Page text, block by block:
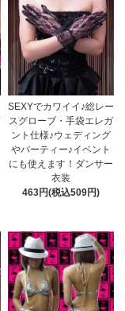
SEXYでカワイイ♪総レー
スグローブ・手袋エレガ
ント仕様♪ウェディング
やパーティー♪イベント
にも使えます！ダンサー
衣装
463円(税込509円)